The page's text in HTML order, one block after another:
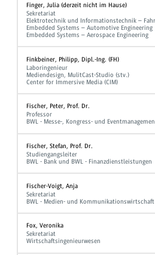
Finger, Julia (derzeit nicht im Hause)
Sekretariat
Elektrotechnik und Informationstechnik –
Embedded Systems – Automotive Engineering
Embedded Systems – Aerospace Engineering
Finkbeiner, Philipp, Dipl.-Ing. (FH)
Laboringenieur
Mediendesign, MulitCast-Studio (stv.)
Center for Immersive Media (CIM)
Fischer, Peter, Prof. Dr.
Professor
BWL - Messe-, Kongress- und
Fischer, Stefan, Prof. Dr.
Studiengangsleiter
BWL - Bank und BWL - Finanzdienstleistungen
Fischer-Voigt, Anja
Sekretariat
BWL - Medien- und
Fox, Veronika
Sekretariat
Wirtschaftsingenieurwesen